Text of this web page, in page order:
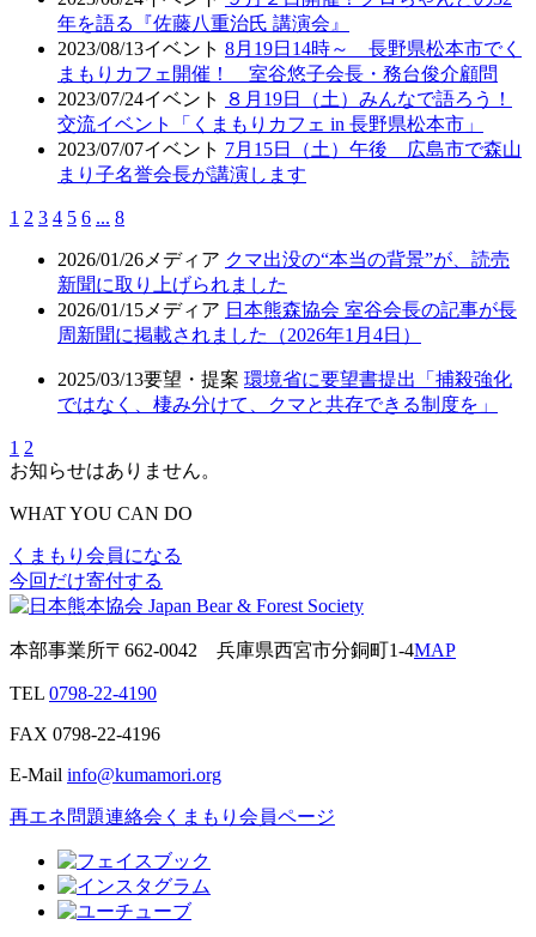
年を語る『佐藤八重治氏 講演会』
2023/08/13イベント 8月19日14時～ 長野県松本市でく
まもりカフェ開催！ 室谷悠子会長・務台俊介顧問
2023/07/24イベント
８月19日（土）みんなで語ろう！
交流イベント「くまもりカフェ in 長野県松本市」
2023/07/07イベント 7月15日（土）午後 広島市で森山
まり子名誉会長が講演します
1 2 3 4 5 6 ... 8
2026/01/26 メディア クマ出没の“本当の背景”が、読売
新聞に取り上げられました
2026/01/15 メディア 日本熊森協会 室谷会長の記事が長
周新聞に掲載されました（2026年1月4日）
2025/03/13要望・提案 環境省に要望書提出「捕殺強化
ではなく、棲み分けて、クマと共存できる制度を」
1 2
お知らせはありません。
WHAT YOU CAN DO
くまもり会員になる
今回だけ寄付する
本部事業所〒662-0042 兵庫県西宮市分銅町1-4MAP
TEL 0798-22-4190
FAX 0798-22-4196
E-Mail info@kumamori.org
再エネ問題連絡会 くまもり会員ページ